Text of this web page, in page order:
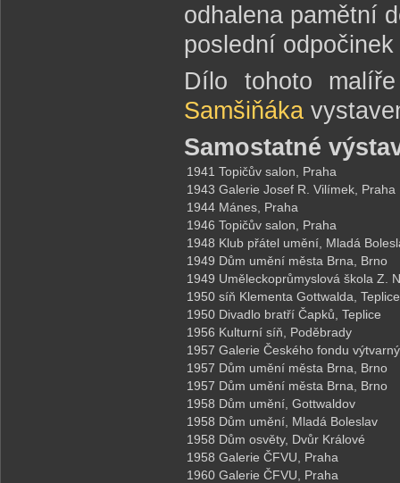
odhalena pamětní
poslední
Dílo tohoto
Samšiňáka
Samostatné
1941 Topičův salon, Praha
1943 Galerie Josef R. Vilímek, Praha
1944 Mánes, Praha
1946 Topičův salon, Praha
1948 Klub přátel umění, Mladá
1949 Dům umění města Brna, Brno
1949 Uměleckoprůmyslová škola Z.
1950 síň Klementa Gottwalda, Teplice
1950 Divadlo bratří Čapků, Teplice
1956 Kulturní síň, Poděbrady
1957 Galerie Českého fondu
1957 Dům umění města Brna, Brno
1957 Dům umění města Brna, Brno
1958 Dům umění, Gottwaldov
1958 Dům umění, Mladá Boleslav
1958 Dům osvěty, Dvůr Králové
1958 Galerie ČFVU, Praha
1960 Galerie ČFVU, Praha